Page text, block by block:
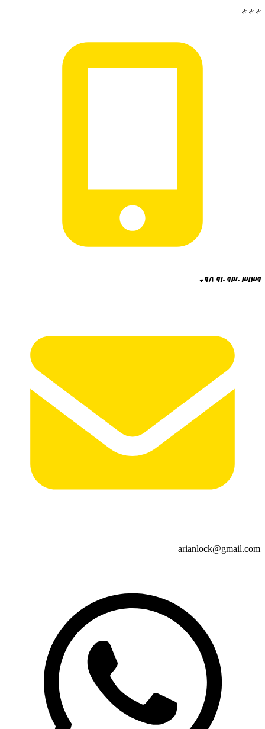
* * *
+98 910 930 3139
arianlock@gmail.com